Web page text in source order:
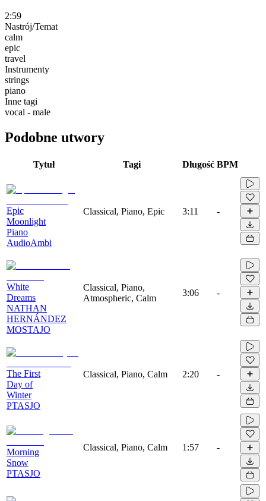
2:59
Nastrój/Temat
calm
epic
travel
Instrumenty
strings
piano
Inne tagi
vocal - male
Podobne utwory
Tytuł Tagi Długość BPM
Epic
Moonlight
Piano
AudioAmbi
Classical, Piano, Epic 3:11 -
White
Dreams
NATHAN
HERNÁNDEZ
MOSTAJO
Classical, Piano,
Atmospheric, Calm
3:06 -
The First
Day of
Winter
PTASJO
Classical, Piano, Calm 2:20 -
Morning
Snow
PTASJO
Classical, Piano, Calm 1:57 -